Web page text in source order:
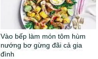
Vào bếp làm món tôm hùm
nướng bơ gừng đãi cả gia
đình